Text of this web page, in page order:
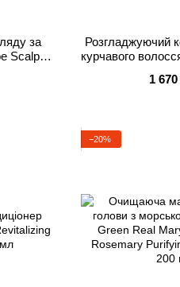
за
Scalp
Розгладжуючий
курчавого
1 670
−20%